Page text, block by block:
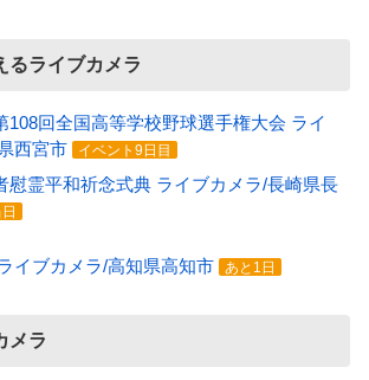
るライブカメラ
108回全国高等学校野球選手権大会 ライ
西宮市
イベント9日目
慰霊平和祈念式典 ライブカメラ/長崎県長
イブカメラ/高知県高知市 あと1日
メラ